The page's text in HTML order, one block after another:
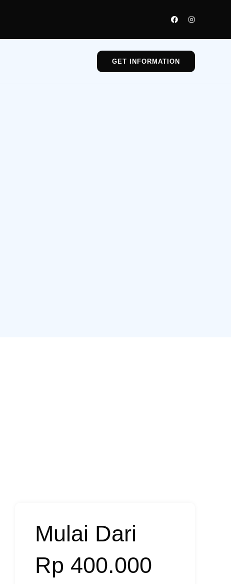
GET INFORMATION
Mulai Dari
Rp 400.000